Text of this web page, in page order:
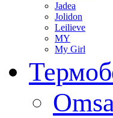
Jadea
Jolidon
Leilieve
MY
My Girl